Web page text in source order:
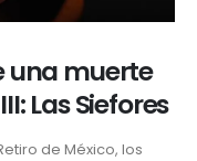
una muerte
Las Siefores
de México, los